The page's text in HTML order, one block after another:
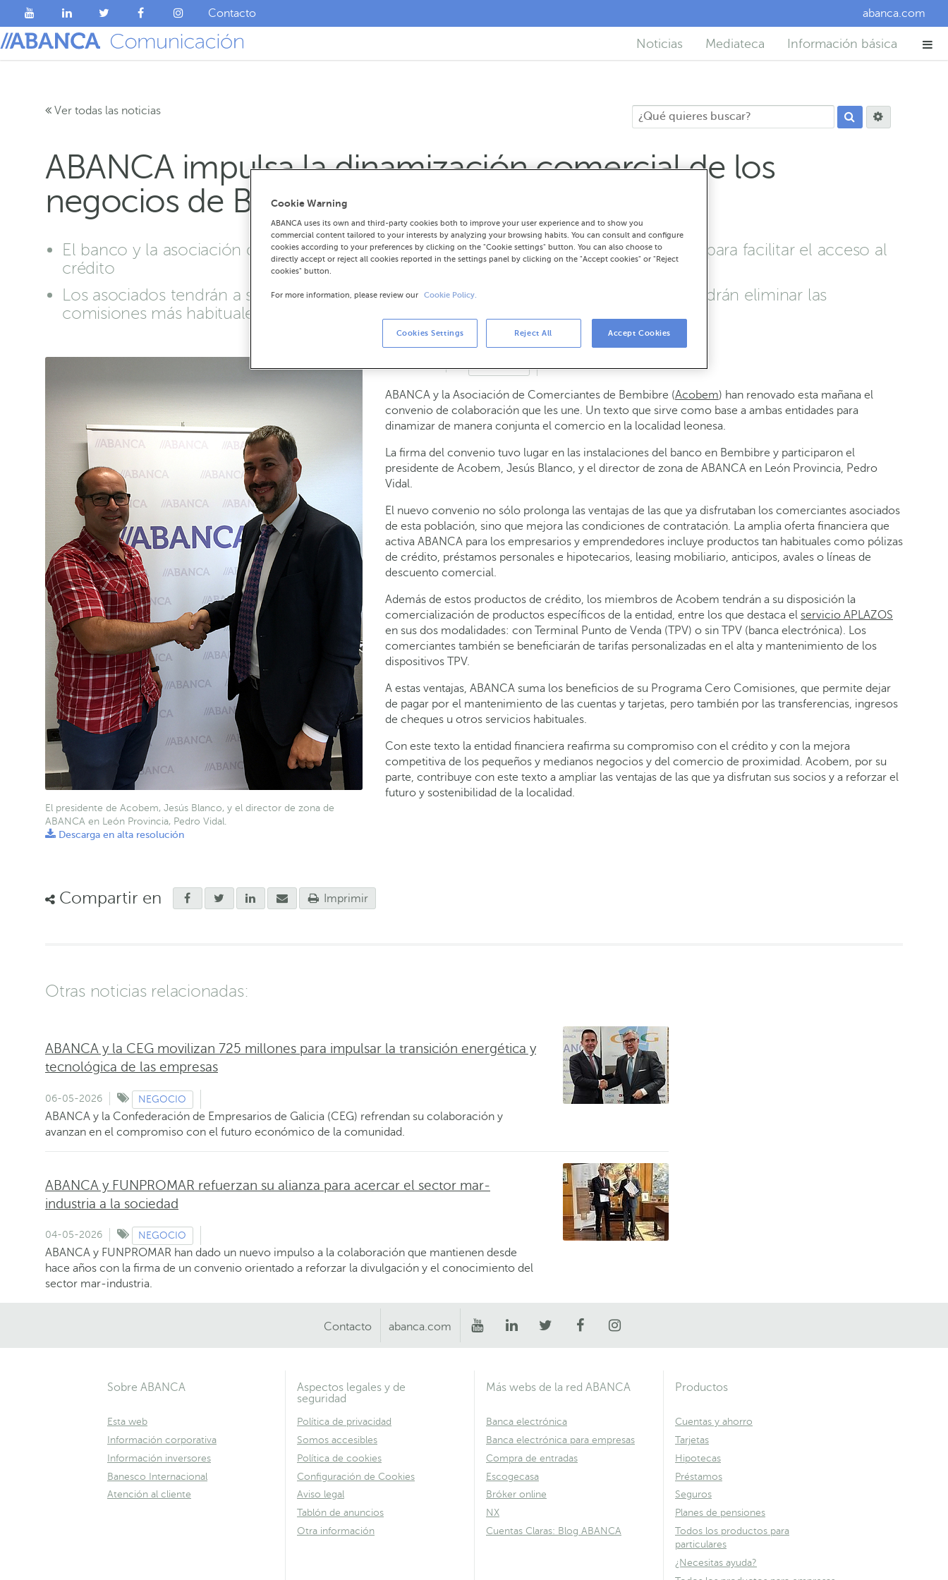
Contacto abanca.com
Noticias Mediateca Información básica
Ver todas las noticias
ABANCA impulsa la dinamización comercial de los
negocios de Bembibre
El banco y la asociación de comerciantes local rubrican un convenio de colaboración para facilitar el acceso al
crédito
Los asociados tendrán a su disposición tarifas adaptadas y gestores especializados y podrán eliminar las
comisiones más habituales
El presidente de Acobem, Jesús Blanco, y el director de zona de
ABANCA en León Provincia, Pedro Vidal.
Descarga en alta resolución
NEGOCIO
ABANCA y la Asociación de Comerciantes de Bembibre (Acobem) han renovado esta mañana el
convenio de colaboración que les une. Un texto que sirve como base a ambas entidades para
dinamizar de manera conjunta el comercio en la localidad leonesa.
La firma del convenio tuvo lugar en las instalaciones del banco en Bembibre y participaron el
presidente de Acobem, Jesús Blanco, y el director de zona de ABANCA en León Provincia, Pedro
Vidal.
El nuevo convenio no sólo prolonga las ventajas de las que ya disfrutaban los comerciantes asociados
de esta población, sino que mejora las condiciones de contratación. La amplia oferta financiera que
activa ABANCA para los empresarios y emprendedores incluye productos tan habituales como pólizas
de crédito, préstamos personales e hipotecarios, leasing mobiliario, anticipos, avales o líneas de
descuento comercial.
Además de estos productos de crédito, los miembros de Acobem tendrán a su disposición la
comercialización de productos específicos de la entidad, entre los que destaca el servicio APLAZOS
en sus dos modalidades: con Terminal Punto de Venda (TPV) o sin TPV (banca electrónica). Los
comerciantes también se beneficiarán de tarifas personalizadas en el alta y mantenimiento de los
dispositivos TPV.
A estas ventajas, ABANCA suma los beneficios de su Programa Cero Comisiones, que permite dejar
de pagar por el mantenimiento de las cuentas y tarjetas, pero también por las transferencias, ingresos
de cheques u otros servicios habituales.
Con este texto la entidad financiera reafirma su compromiso con el crédito y con la mejora
competitiva de los pequeños y medianos negocios y del comercio de proximidad. Acobem, por su
parte, contribuye con este texto a ampliar las ventajas de las que ya disfrutan sus socios y a reforzar el
futuro y sostenibilidad de la localidad.
Compartir en Imprimir
Otras noticias relacionadas:
ABANCA y la CEG movilizan 725 millones para impulsar la transición energética y
tecnológica de las empresas
06-05-2026 NEGOCIO
ABANCA y la Confederación de Empresarios de Galicia (CEG) refrendan su colaboración y
avanzan en el compromiso con el futuro económico de la comunidad.
ABANCA y FUNPROMAR refuerzan su alianza para acercar el sector mar-
industria a la sociedad
04-05-2026 NEGOCIO
ABANCA y FUNPROMAR han dado un nuevo impulso a la colaboración que mantienen desde
hace años con la firma de un convenio orientado a reforzar la divulgación y el conocimiento del
sector mar-industria.
Contacto abanca.com
Sobre ABANCA
Esta web
Información corporativa
Información inversores
Banesco Internacional
Atención al cliente
Aspectos legales y de
seguridad
Política de privacidad
Somos accesibles
Política de cookies
Configuración de Cookies
Aviso legal
Tablón de anuncios
Otra información
Más webs de la red ABANCA
Banca electrónica
Banca electrónica para empresas
Compra de entradas
Escogecasa
Bróker online
NX
Cuentas Claras: Blog ABANCA
Productos
Cuentas y ahorro
Tarjetas
Hipotecas
Préstamos
Seguros
Planes de pensiones
Todos los productos para
particulares
¿Necesitas ayuda?
Cookie Warning
ABANCA uses its own and third-party cookies both to improve your user experience and to show you
commercial content tailored to your interests by analyzing your browsing habits. You can consult and configure
cookies according to your preferences by clicking on the "Cookie settings" button. You can also choose to
directly accept or reject all cookies reported in the settings panel by clicking on the "Accept cookies" or "Reject
cookies" button.
For more information, please review our Cookie Policy.
Cookies Settings Reject All Accept Cookies